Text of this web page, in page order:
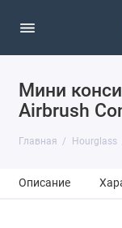
Мини
Airbrush
Главная Hourglass
Описание